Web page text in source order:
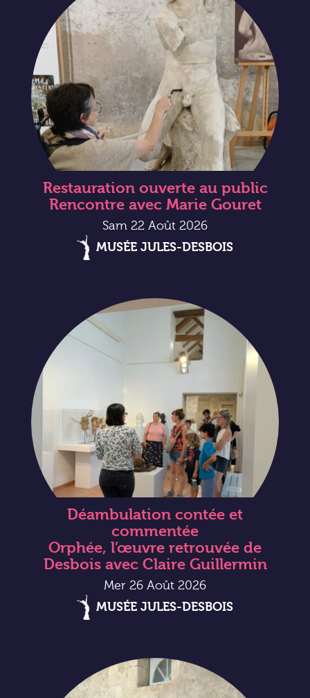
Restauration ouverte au public
Rencontre avec Marie Gouret
Sam 22 Août 2026
MUSÉE JULES-DESBOIS
Déambulation contée et
commentée
Orphée, l’œuvre retrouvée de
Desbois avec Claire Guillermin
Mer 26 Août 2026
MUSÉE JULES-DESBOIS